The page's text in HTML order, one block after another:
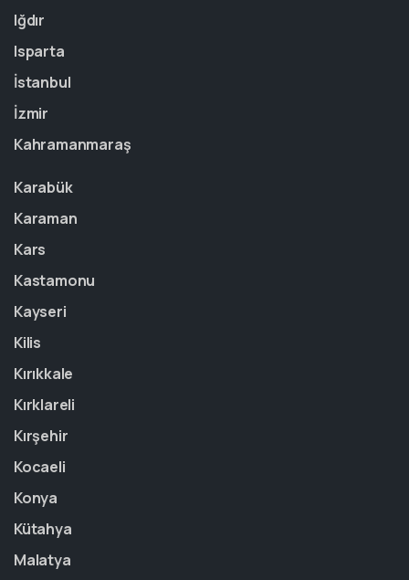
Iğdır
Isparta
İstanbul
İzmir
Kahramanmaraş
Karabük
Karaman
Kars
Kastamonu
Kayseri
Kilis
Kırıkkale
Kırklareli
Kırşehir
Kocaeli
Konya
Kütahya
Malatya